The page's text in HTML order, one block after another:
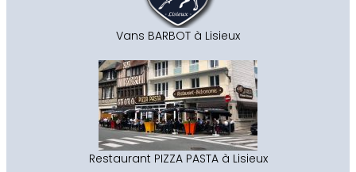
Vans BARBOT à Lisieux
Restaurant PIZZA PASTA à Lisieux